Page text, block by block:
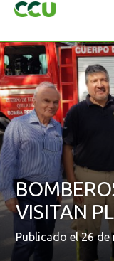
VISITAN
Publicado el 26